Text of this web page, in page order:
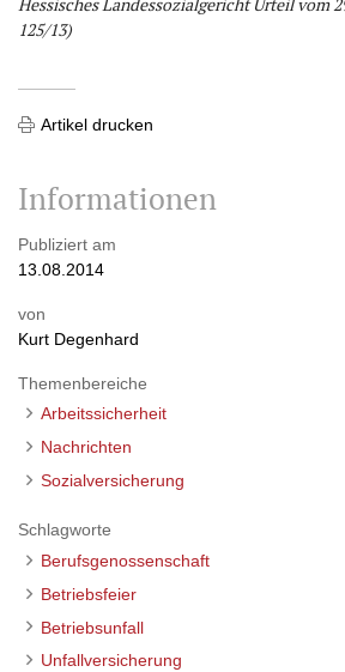
Hessisches Landessozialgericht Urteil vom
125/13)
Artikel drucken
Informationen
Publiziert am
13.08.2014
von
Kurt Degenhard
Themenbereiche
Arbeitssicherheit
Nachrichten
Sozialversicherung
Schlagworte
Berufsgenossenschaft
Betriebsfeier
Betriebsunfall
Unfallversicherung